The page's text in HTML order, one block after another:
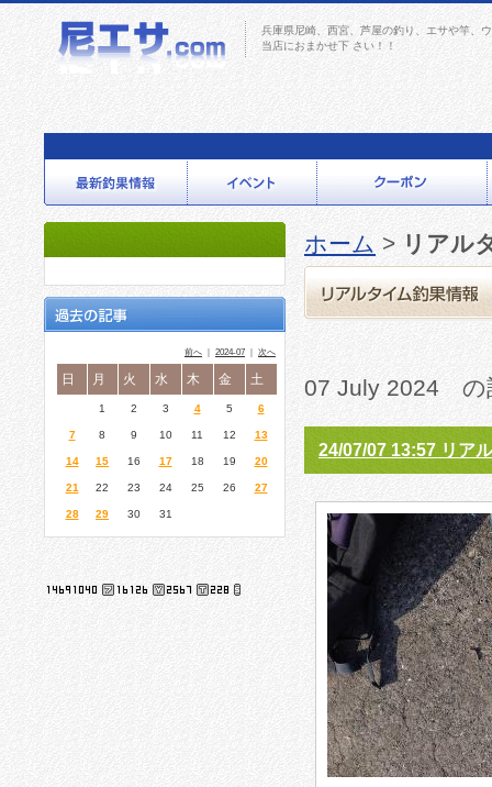
兵庫県尼崎、西宮、芦屋の釣り、エサや竿、
当店におまかせ下 さい！！
前へ 2024-07 次へ
日 月 火 水 木 金 土
1 2 3 4 5 6
7 8 9 10 11 12 13
14 15 16 17 18 19 20
21 22 23 24 25 26 27
28 29 30 31
ホーム > リアル
07 July 2024 の
24/07/07 13:57 リア